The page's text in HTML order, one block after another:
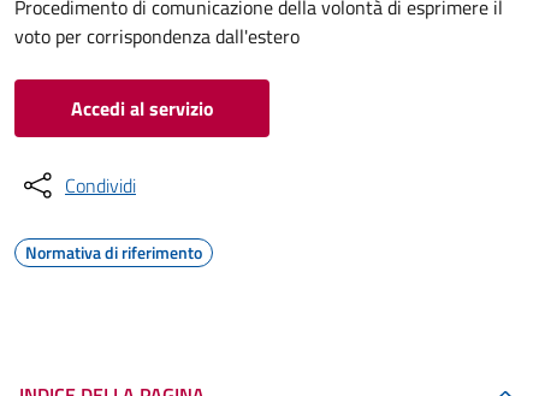
Procedimento di comunicazione della volontà di esprimere il
voto per corrispondenza dall'estero
Accedi al servizio
Condividi
Normativa di riferimento